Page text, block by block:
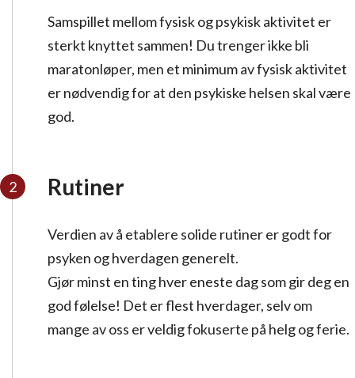
Samspillet mellom fysisk og psykisk aktivitet er
sterkt knyttet sammen! Du trenger ikke bli
maratonløper, men et minimum av fysisk aktivitet
er nødvendig for at den psykiske helsen skal være
god.
Rutiner
Verdien av å etablere solide rutiner er godt for
psyken og hverdagen generelt.
Gjør minst en ting hver eneste dag som gir deg en
god følelse! Det er flest hverdager, selv om
mange av oss er veldig fokuserte på helg og ferie.